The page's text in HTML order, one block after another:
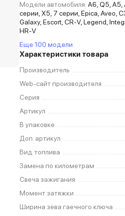
Модели автомобиля: A6, Q5, A5,
серии, X5, 7 серии, Epica, Aveo,
Galaxy, Escort, CR-V, Legend,
HR-V
Еще 100 модели
Характеристики товара
Производитель
Web-сайт производителя
Серия
Артикул
В упаковке
Доп. артикул
Вид топлива
Замена по километрам
Свеча зажигания
Момент затяжки
Ширина зева гаечного ключа